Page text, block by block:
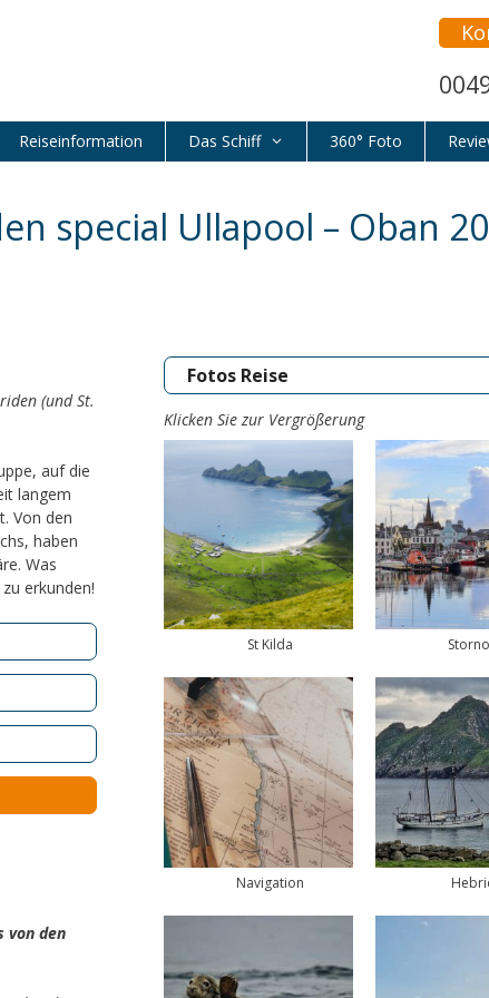
Reiseinformation Das Schiff 360° Foto
special Ullapool – Oban
(und St.
auf die
langem
Von den
haben
Was
erkunden!
von den
Fotos Reise
Klicken Sie zur Vergrößerung
St Kilda
Navigation